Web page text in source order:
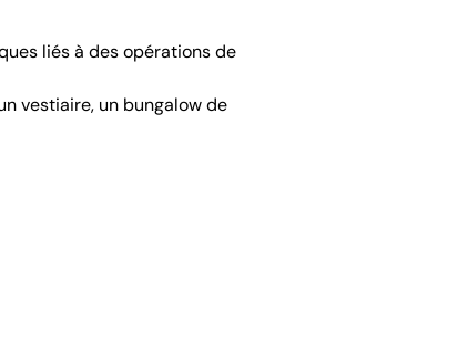
liés à des opérations de
vestiaire, un bungalow de